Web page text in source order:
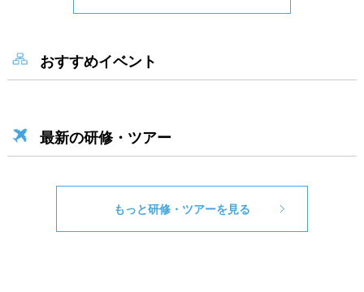
おすすめイベント
最新の研修・ツアー
もっと研修・ツアーを見る